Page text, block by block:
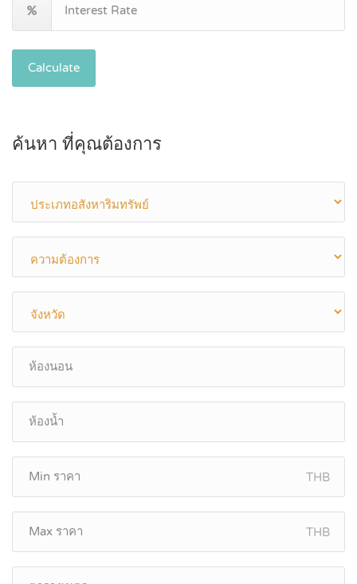
Calculate
ค้นหา ที่คุณต้องการ
THB
THB